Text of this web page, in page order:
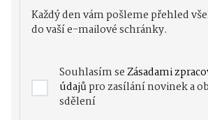
Každý den vám pošleme přehled
do vaší e-mailové schránky.
Souhlasím seZásadami
údajůpro zasílání novinek a
sdělení